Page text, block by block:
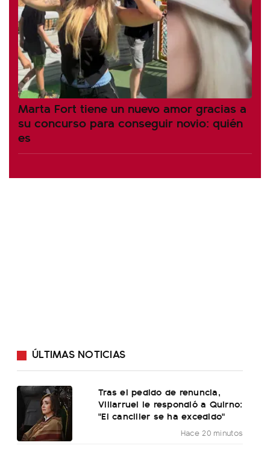
Marta Fort tiene un nuevo amor gracias a
su concurso para conseguir novio: quién
es
ÚLTIMAS NOTICIAS
Tras el pedido de renuncia,
Villarruel le respondió a Quirno:
"El canciller se ha excedido"
Hace 20 minutos